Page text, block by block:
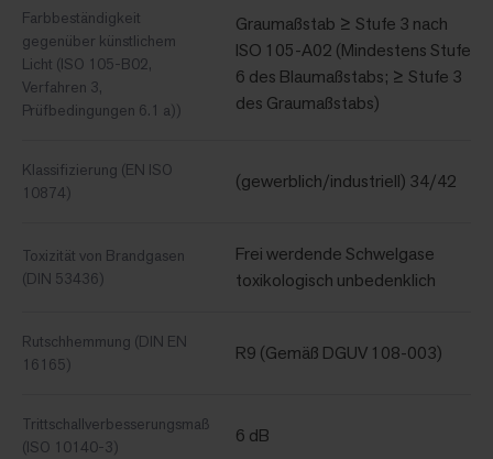
Farbbeständigkeit
gegenüber künstlichem
Licht (ISO 105-B02,
Verfahren 3,
Prüfbedingungen 6.1 a))
Graumaßstab ≥ Stufe 3 nach
ISO 105-A02 (Mindestens Stufe
6 des Blaumaßstabs; ≥ Stufe 3
des Graumaßstabs)
Klassifizierung (EN ISO
10874)
(gewerblich/industriell) 34/42
Toxizität von Brandgasen
(DIN 53436)
Frei werdende Schwelgase
toxikologisch unbedenklich
Rutschhemmung (DIN EN
16165)
R9 (Gemäß DGUV 108-003)
Trittschallverbesserungsmaß
(ISO 10140-3)
6 dB